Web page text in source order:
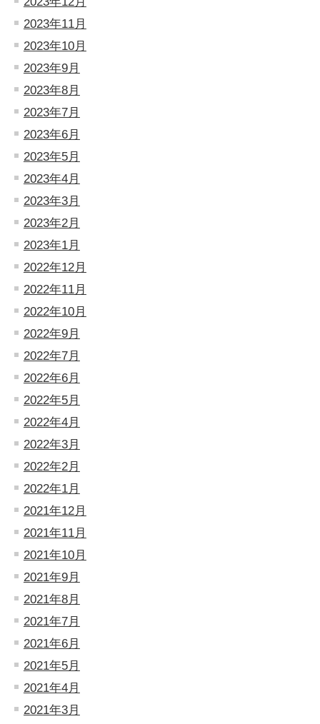
2023年11月
2023年10月
2023年9月
2023年8月
2023年7月
2023年6月
2023年5月
2023年4月
2023年3月
2023年2月
2023年1月
2022年12月
2022年11月
2022年10月
2022年9月
2022年7月
2022年6月
2022年5月
2022年4月
2022年3月
2022年2月
2022年1月
2021年12月
2021年11月
2021年10月
2021年9月
2021年8月
2021年7月
2021年6月
2021年5月
2021年4月
2021年3月